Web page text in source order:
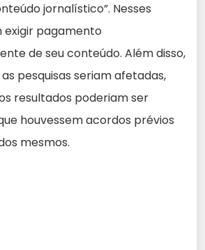
jornalístico”. Nesses
exigir pagamento
de seu conteúdo. Além disso,
pesquisas seriam afetadas,
resultados poderiam ser
houvessem acordos prévios
mesmos.